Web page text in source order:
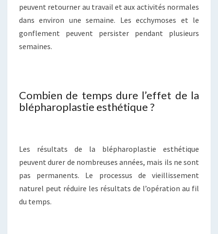
peuvent retourner au travail et aux activités normales
dans environ une semaine. Les ecchymoses et le
gonflement peuvent persister pendant plusieurs
semaines.
Combien de temps dure l’effet de la
blépharoplastie esthétique ?
Les résultats de la blépharoplastie esthétique
peuvent durer de nombreuses années, mais ils ne sont
pas permanents. Le processus de vieillissement
naturel peut réduire les résultats de l’opération au fil
du temps.